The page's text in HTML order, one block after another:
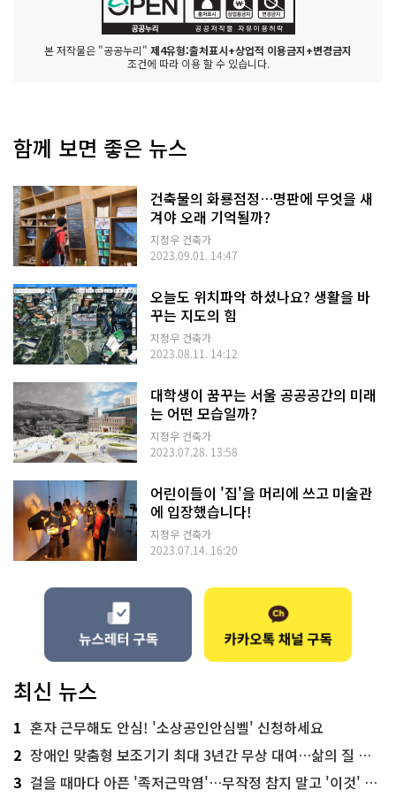
본 저작물은 "공공누리" 제4유형:출처표시+상업적 이용금지+변경금지
조건에 따라 이용 할 수 있습니다.
함께 보면 좋은 뉴스
건축물의 화룡점정…명판에 무엇을 새
겨야 오래 기억될까?
지정우 건축가
2023.09.01. 14:47
오늘도 위치파악 하셨나요? 생활을 바
꾸는 지도의 힘
지정우 건축가
2023.08.11. 14:12
대학생이 꿈꾸는 서울 공공공간의 미래
는 어떤 모습일까?
지정우 건축가
2023.07.28. 13:58
어린이들이 '집'을 머리에 쓰고 미술관
에 입장했습니다!
지정우 건축가
2023.07.14. 16:20
최신 뉴스
1 혼자 근무해도 안심! '소상공인안심벨' 신청하세요
2 장애인 맞춤형 보조기기 최대 3년간 무상 대여…삶의 질 높인다
3 걸을 때마다 아픈 '족저근막염'…무작정 참지 말고 '이것' 해보세요!